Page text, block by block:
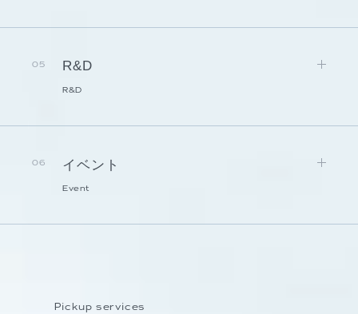
05 R&D
R&D
06 イベント
Event
Pickup services